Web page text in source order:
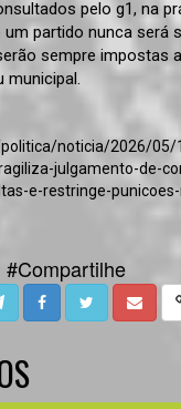
pelo g1, na
partido nunca será
sempre impostas
municipal.
noticia/2026/05/
julgamento-de-
e-restringe-
#Compartilhe